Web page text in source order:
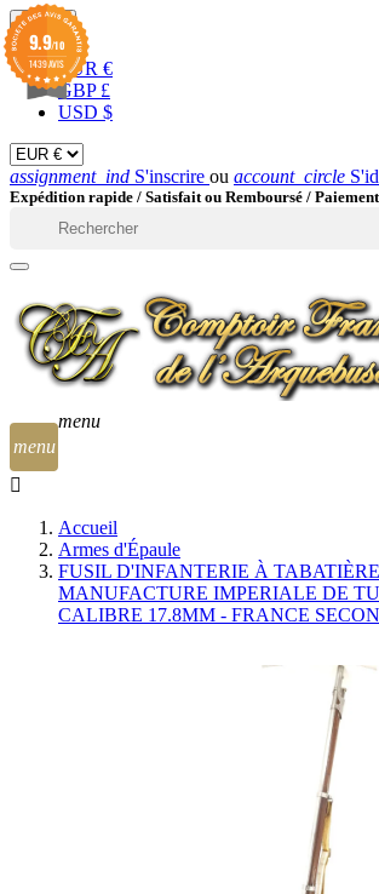
EUR 
EUR €
GBP £
USD $
assignment_ind S'inscrire ou account_circle
Expédition rapide / Satisfait ou Remboursé /
menu
menu
Accueil
Armes d'Épaule
FUSIL D'INFANTERIE À
MANUFACTURE IMPERIALE DE
CALIBRE 17.8MM - FRANCE
9.9/10
1439 AVIS